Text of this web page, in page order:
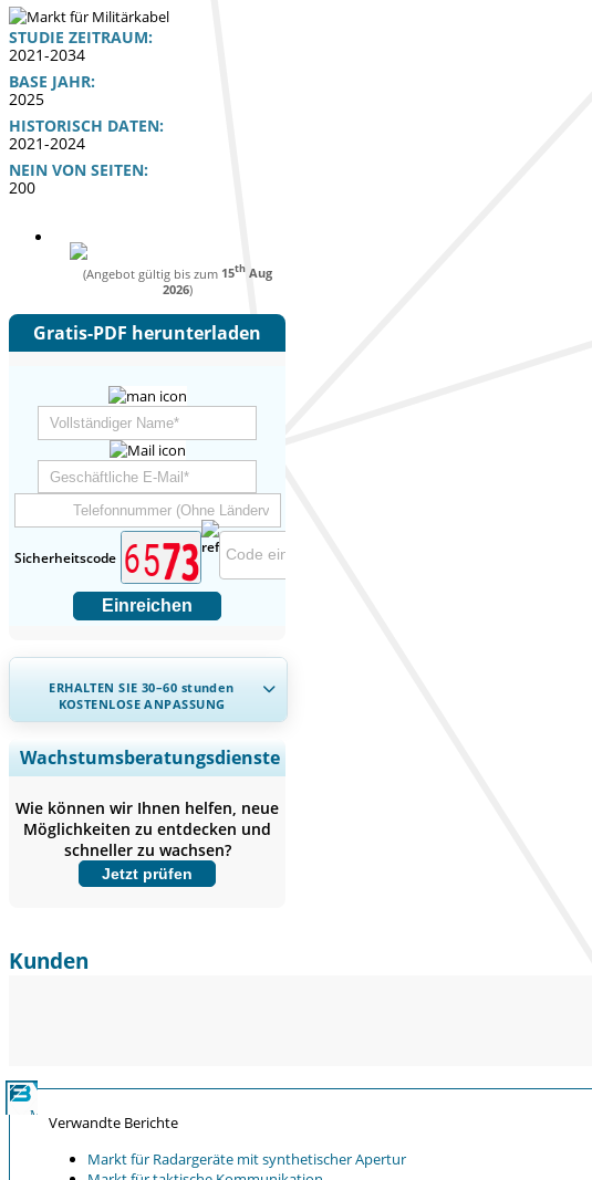
STUDIE ZEITRAUM:
2021-2034
BASE JAHR:
2025
HISTORISCH DATEN:
2021-2024
NEIN VON SEITEN:
200
(Angebot gültig bis zum 15th Aug
2026)
Gratis-PDF herunterladen
Sicherheitscode
Einreichen
ERHALTEN SIE 30–60 stunden
KOSTENLOSE ANPASSUNG
Regionale und länderspezifische
Abdeckung erweitern,
Unternehmensprofile, Wettbewerbs-
Benchmarking, und Endnutzer-
Einblicke.
Wachstumsberatungsdienste
Wie können wir Ihnen helfen, neue
Möglichkeiten zu entdecken und
schneller zu wachsen?
Jetzt prüfen
Kunden
Verwandte Berichte
Markt für Radargeräte mit synthetischer Apertur